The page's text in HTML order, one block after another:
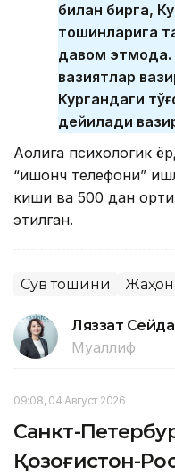
билан бирга,
тошқинларига
давом
вазиятлар
Кургандаги
дейилади
Аҳолига психологик
“ишонч телефони”
киши ва 500 дан
этилган.
Сув тошқини
Ляззат
Муаллиф
09:08, 04 Август 2026
Санкт-
Қозоғистон-